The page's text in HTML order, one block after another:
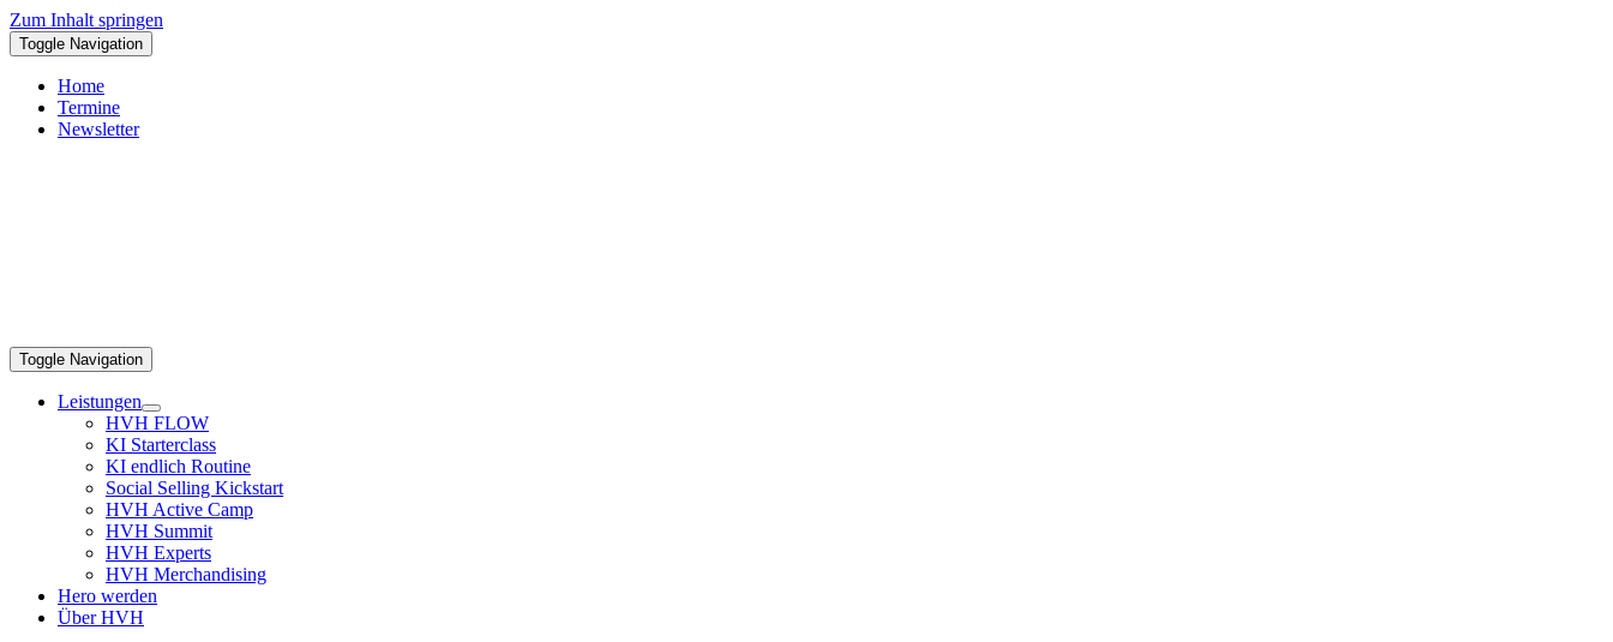
Zum Inhalt springen
Toggle Navigation
Home
Termine
Newsletter
Toggle Navigation
Leistungen
HVH FLOW
KI Starterclass
KI endlich Routine
Social Selling Kickstart
HVH Active Camp
HVH Summit
HVH Experts
HVH Merchandising
Hero werden
Über HVH